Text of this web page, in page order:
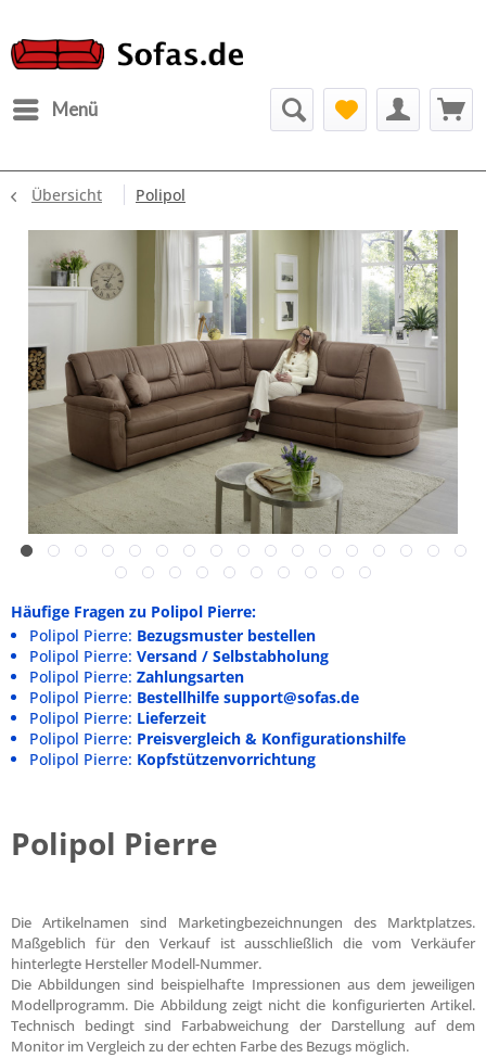
Menü
Übersicht Polipol
Häufige Fragen zu Polipol Pierre:
Polipol Pierre: Bezugsmuster bestellen
Polipol Pierre: Versand / Selbstabholung
Polipol Pierre: Zahlungsarten
Polipol Pierre: Bestellhilfe support@sofas.de
Polipol Pierre: Lieferzeit
Polipol Pierre: Preisvergleich & Konfigurationshilfe
Polipol Pierre: Kopfstützenvorrichtung
Polipol Pierre
Die Artikelnamen sind Marketingbezeichnungen des Marktplatzes.
Maßgeblich für den Verkauf ist ausschließlich die vom Verkäufer
hinterlegte Hersteller Modell-Nummer.
Die Abbildungen sind beispielhafte Impressionen aus dem jeweiligen
Modellprogramm. Die Abbildung zeigt nicht die konfigurierten Artikel.
Technisch bedingt sind Farbabweichung der Darstellung auf dem
Monitor im Vergleich zu der echten Farbe des Bezugs möglich.